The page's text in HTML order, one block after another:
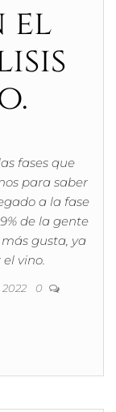
el
fases que
para saber
a la fase
de la gente
gusta, ya
vino.
0